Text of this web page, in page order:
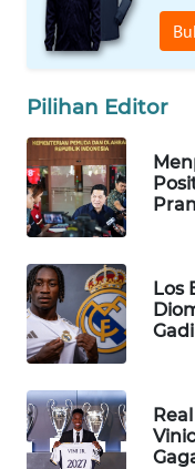
Pilihan Editor
Los
WAHANA
TANI
WAHANA
WAHANA
INFRASTRUKTUR
WAHANA
KONSUMEN
WAHANA
WAHANA
TRAVEL